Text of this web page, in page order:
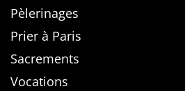
Pèlerinages
Prier à Paris
Sacrements
Vocations